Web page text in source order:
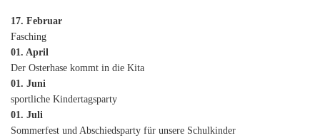
17. Februar
Fasching
01. April
Der Osterhase kommt in die Kita
01. Juni
sportliche Kindertagsparty
01. Juli
Sommerfest und Abschiedsparty für unsere Schulkinder